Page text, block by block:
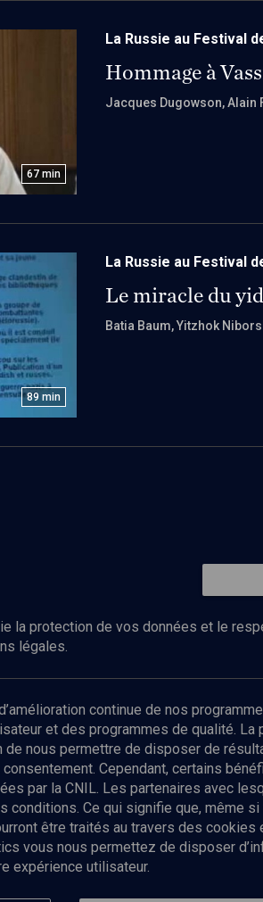
67 min
La Russie au Festival
Hommage à
Jacques Dugowson, Alain
89 min
La Russie au Festival
Le miracle du
Batia Baum, Yitzhok
Abonnez-vous
Nos Chaines
la protection de vos données et le
légales.
continue de nos
et des programmes de qualité.
de nous permettre de disposer de
Cependant, certains
par la CNIL. Les partenaires avec
conditions. Ce qui signifie que, même
être traités au travers des
vous nous permettez de disposer
expérience utilisateur.